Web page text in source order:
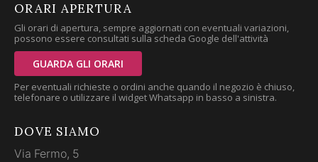
ORARI APERTURA
Gli orari di apertura, sempre aggiornati con eventuali variazioni,
possono essere consultati sulla scheda Google dell'attività
GUARDA GLI ORARI
Per eventuali richieste o ordini anche quando il negozio è chiuso,
telefonare o utilizzare il widget Whatsapp in basso a sinistra.
DOVE SIAMO
Via Fermo, 5